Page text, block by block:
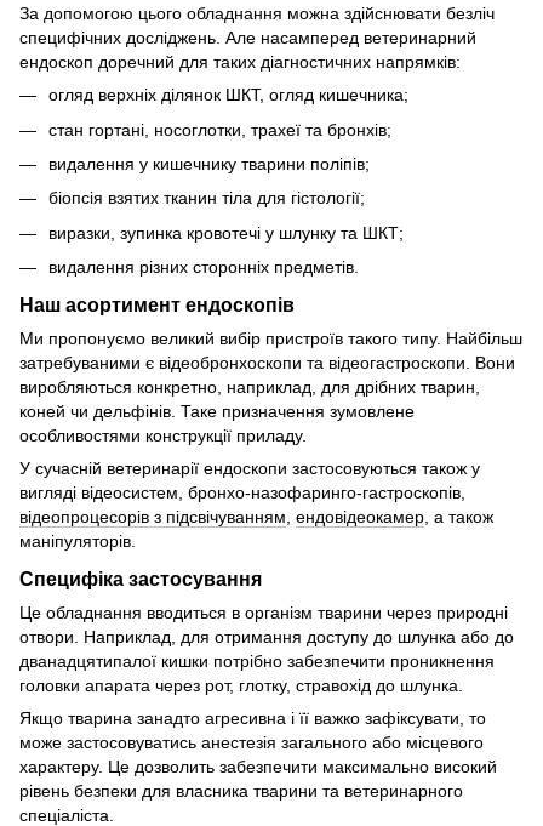
За допомогою цього обладнання можна здійснювати безліч
специфічних досліджень. Але насамперед ветеринарний
ендоскоп доречний для таких діагностичних напрямків:
огляд верхніх ділянок ШКТ, огляд кишечника;
стан гортані, носоглотки, трахеї та бронхів;
видалення у кишечнику тварини поліпів;
біопсія взятих тканин тіла для гістології;
виразки, зупинка кровотечі у шлунку та ШКТ;
видалення різних сторонніх предметів.
Наш асортимент ендоскопів
Ми пропонуємо великий вибір пристроїв такого типу. Найбільш
затребуваними є відеобронхоскопи та відеогастроскопи. Вони
виробляються конкретно, наприклад, для дрібних тварин,
коней чи дельфінів. Таке призначення зумовлене
особливостями конструкції приладу.
У сучасній ветеринарії ендоскопи застосовуються також у
вигляді відеосистем, бронхо-назофаринго-гастроскопів,
відеопроцесорів з підсвічуванням ендовідеокамер , а також
маніпуляторів.
Специфіка застосування
Це обладнання вводиться в організм тварини через природні
отвори. Наприклад, для отримання доступу до шлунка або до
дванадцятипалої кишки потрібно забезпечити проникнення
головки апарата через рот, глотку, стравохід до шлунка.
Якщо тварина занадто агресивна і її важко зафіксувати, то
може застосовуватись анестезія загального або місцевого
характеру. Це дозволить забезпечити максимально високий
рівень безпеки для власника тварини та ветеринарного
спеціаліста.